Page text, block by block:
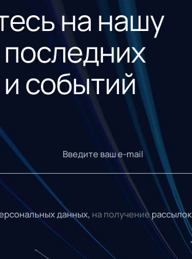
на нашу
событий
данных, на получениерассылок